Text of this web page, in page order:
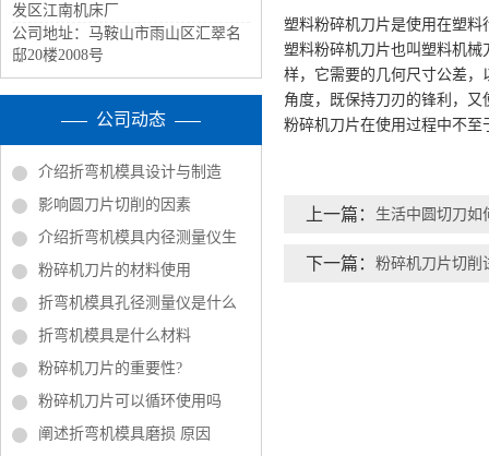
发区江南机床厂
公司地址：马鞍山市雨山区汇翠名
邸20楼2008号
公司动态
介绍折弯机模具设计与制造
影响圆刀片切削的因素
介绍折弯机模具内径测量仪生
粉碎机刀片的材料使用
折弯机模具孔径测量仪是什么
折弯机模具是什么材料
粉碎机刀片的重要性?
粉碎机刀片可以循环使用吗
阐述折弯机模具磨损 原因
塑料粉碎机刀片是使用在塑
塑料粉碎机刀片也叫塑料机
样，它需要的几何尺寸公差
角度，既保持刀刃的锋利，
粉碎机刀片在使用过程中不至
上一篇： 生活中圆切刀如
下一篇： 粉碎机刀片切削